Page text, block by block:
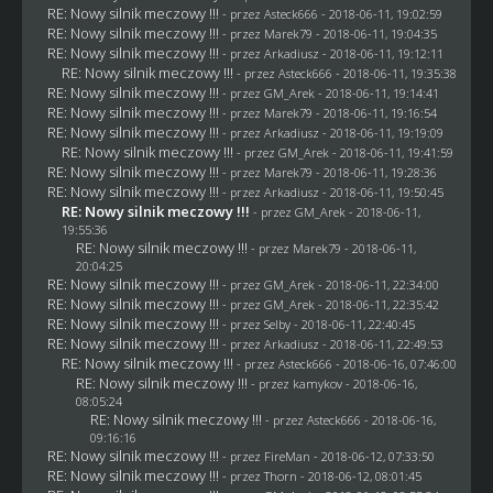
RE: Nowy silnik meczowy !!! - przez Asteck666 - 2018-06-11, 19:02:59
RE: Nowy silnik meczowy !!! - przez Marek79 - 2018-06-11, 19:04:35
RE: Nowy silnik meczowy !!! - przez Arkadiusz - 2018-06-11, 19:12:11
RE: Nowy silnik meczowy !!! - przez Asteck666 - 2018-06-11, 19:35:38
RE: Nowy silnik meczowy !!! - przez GM_Arek - 2018-06-11, 19:14:41
RE: Nowy silnik meczowy !!! - przez Marek79 - 2018-06-11, 19:16:54
RE: Nowy silnik meczowy !!! - przez Arkadiusz - 2018-06-11, 19:19:09
RE: Nowy silnik meczowy !!! - przez GM_Arek - 2018-06-11, 19:41:59
RE: Nowy silnik meczowy !!! - przez Marek79 - 2018-06-11, 19:28:36
RE: Nowy silnik meczowy !!! - przez Arkadiusz - 2018-06-11, 19:50:45
RE: Nowy silnik meczowy !!! - przez GM_Arek - 2018-06-11,
19:55:36
RE: Nowy silnik meczowy !!! - przez Marek79 - 2018-06-11,
20:04:25
RE: Nowy silnik meczowy !!! - przez GM_Arek - 2018-06-11, 22:34:00
RE: Nowy silnik meczowy !!! - przez GM_Arek - 2018-06-11, 22:35:42
RE: Nowy silnik meczowy !!! - przez Selby- 2018-06-11, 22:40:45
RE: Nowy silnik meczowy !!! - przez Arkadiusz - 2018-06-11, 22:49:53
RE: Nowy silnik meczowy !!! - przez Asteck666 - 2018-06-16, 07:46:00
RE: Nowy silnik meczowy !!! - przez kamykov- 2018-06-16,
08:05:24
RE: Nowy silnik meczowy !!! - przez Asteck666 - 2018-06-16,
09:16:16
RE: Nowy silnik meczowy !!! - przez FireMan - 2018-06-12, 07:33:50
RE: Nowy silnik meczowy !!! - przezThorn - 2018-06-12, 08:01:45